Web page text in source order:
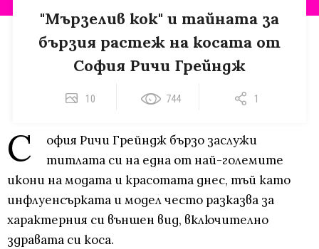
"Мързелив кок" и тайната за
бързия растеж на косата от
София Ричи Грейндж
10 744 1
С
офия Ричи Грейндж бързо заслужи
титлата си на една от най-големите
икони на модата и красотата днес, тъй като
инфлуенсърката и модел често разказва за
характерния си външен вид, включително
здравата си коса.